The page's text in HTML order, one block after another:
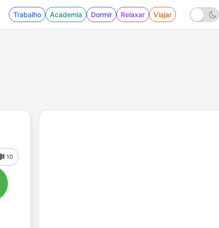
Trabalho Academia Dormir Relaxar Viajar
10